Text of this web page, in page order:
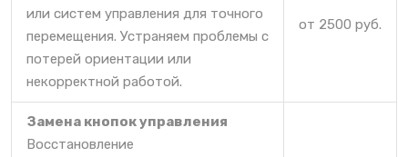
или систем управления для точного
перемещения. Устраняем проблемы с
потерей ориентации или
некорректной работой.
от 2500 руб.
Замена кнопок управления
Восстановление